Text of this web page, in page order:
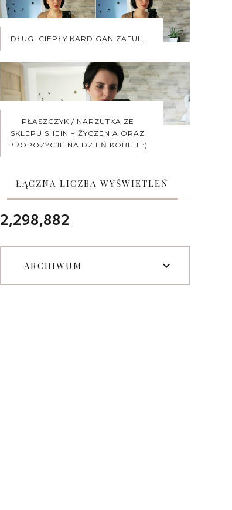
DŁUGI CIEPŁY KARDIGAN ZAFUL.
PŁASZCZYK / NARZUTKA ZE
SKLEPU SHEIN + ŻYCZENIA ORAZ
PROPOZYCJE NA DZIEŃ KOBIET :)
ŁĄCZNA LICZBA WYŚWIETLEŃ
2,298,882
ARCHIWUM